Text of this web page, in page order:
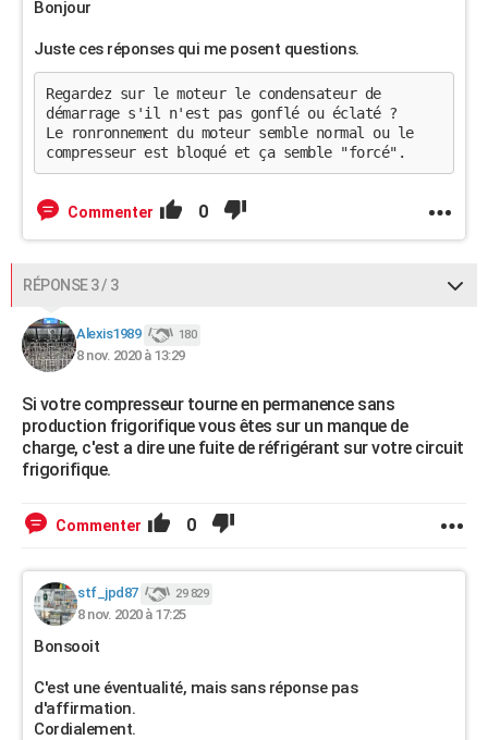
Bonjour
Juste ces réponses qui me posent questions.
Regardez sur le moteur le condensateur de
démarrage s'il n'est pas gonflé ou éclaté ?
Le ronronnement du moteur semble normal ou le
compresseur est bloqué et ça semble "forcé".
Commenter 0
RÉPONSE 3 / 3
Alexis1989 180
8 nov. 2020 à 13:29
Si votre compresseur tourne en permanence sans
production frigorifique vous êtes sur un manque de
charge, c'est a dire une fuite de réfrigérant sur votre circuit
frigorifique.
Commenter 0
stf_jpd87 29 829
8 nov. 2020 à 17:25
Bonsooit
C'est une éventualité, mais sans réponse pas
d'affirmation.
Cordialement.